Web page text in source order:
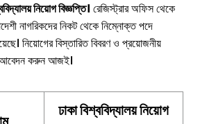
নিয়োগ বিজ্ঞপ্তি। রেজিস্ট্রার অফিস থেকে
নাগরিকদের নিকট থেকে নিম্নোক্ত পদে
নিয়োগের বিস্তারিত বিবরণ ও প্রয়োজনীয়
আবেদন করুন আজই।
ঢাকা বিশ্ববিদ্যালয় নিয়োগ